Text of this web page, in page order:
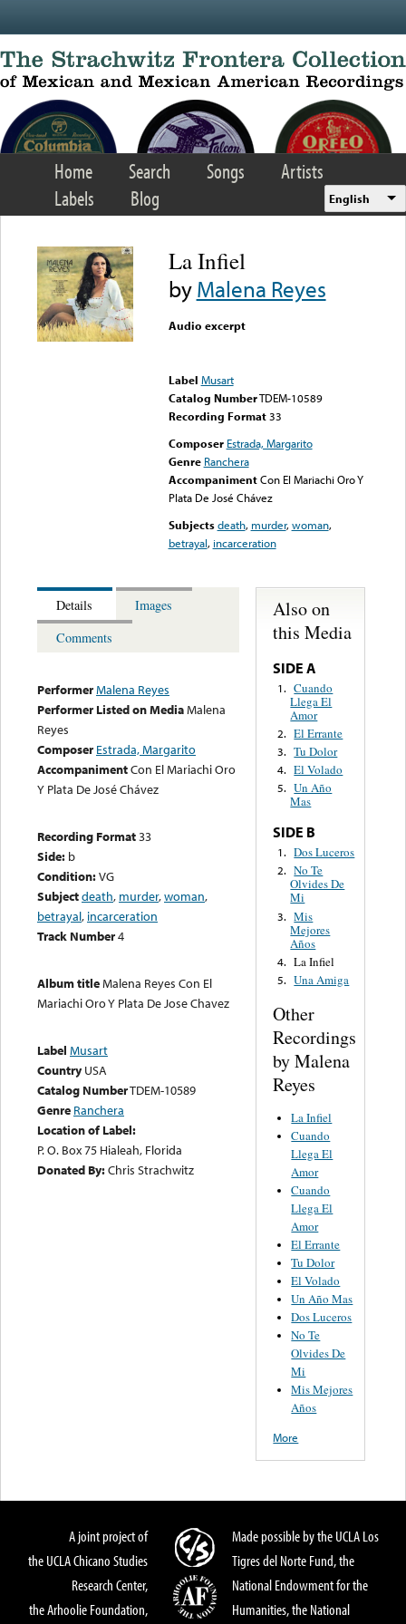
Home Search Songs
Artists
Labels
Blog English
La Infiel
byMalena Reyes
Audio excerpt
Label Musart
Catalog NumberTDEM-10589
Recording Format33
Composer Estrada, Margarito
Genre Ranchera
Accompaniment Con El Mariachi Oro Y
Plata De José Chávez
Subjects death, murder,woman,
betrayal, incarceration
Details
Images
Comments
PerformerMalena Reyes
Performer Listed on MediaMalena
Reyes
Composer Estrada, Margarito
AccompanimentCon El Mariachi Oro
Y Plata De José Chávez
Recording Format33
Side: b
Condition:VG
Subjectdeath, murder,woman,
betrayal, incarceration
Track Number4
Album titleMalena Reyes Con El
Mariachi Oro Y Plata De Jose Chavez
Label Musart
Country USA
Catalog NumberTDEM-10589
Genre Ranchera
Location of Label:
P. O. Box 75 Hialeah, Florida
Donated By:Chris Strachwitz
Also on
this Media
SIDE A
1. Cuando
Llega El
Amor
2. El Errante
3. Tu Dolor
4. El Volado
5. Un Año
Mas
SIDE B
1. Dos Luceros
2. No Te
Olvides De
Mi
3. Mis
Mejores
Años
4. La Infiel
5. Una Amiga
Other
Recordings
by Malena
Reyes
La Infiel
Cuando
Llega El
Amor
Cuando
Llega El
Amor
El Errante
Tu Dolor
El Volado
Un Año Mas
Dos Luceros
No Te
Olvides De
Mi
Mis Mejores
Años
More
A joint project of
the UCLA Chicano Studies
Research Center,
the Arhoolie Foundation,
Made possible by the UCLA Los
Tigres del Norte Fund, the
National Endowment for the
Humanities, the National